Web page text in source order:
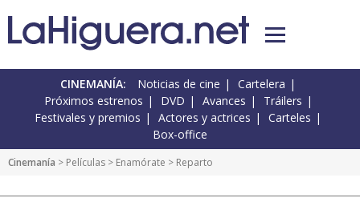
CINEMANÍA: Noticias de cine
Cartelera
Próximos estrenos
DVD Avances
Tráilers
Festivales y premios
Actores y actrices
Carteles
Box-office
Cinemanía > Películas > Enamórate > Reparto